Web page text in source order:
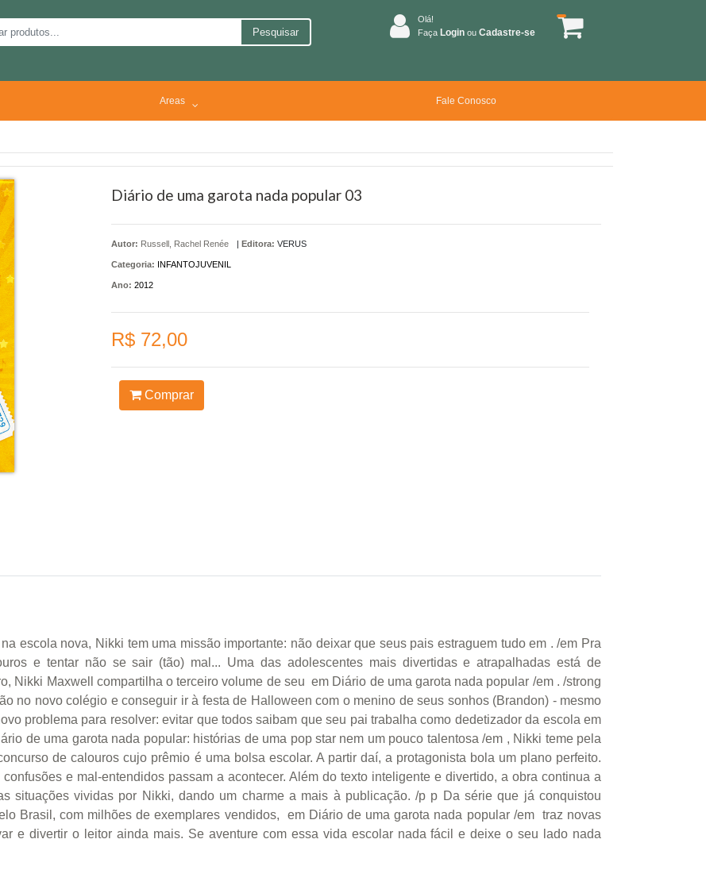
Pesquisar
Olá!
Faça Login ou Cadastre-se
Areas Fale Conosco
Diário de uma garota nada popular 03
Autor: Russell, Rachel Renée | Editora: VERUS
Categoria: INFANTOJUVENIL
Ano: 2012
R$ 72,00
Comprar
escola nova, Nikki tem uma missão importante: não deixar que seus pais estraguem tudo em . /em Pra
e tentar não se sair (tão) mal... Uma das adolescentes mais divertidas e atrapalhadas está de
Nikki Maxwell compartilha o terceiro volume de seu em Diário de uma garota nada popular /em . /strong
no novo colégio e conseguir ir à festa de Halloween com o menino de seus sonhos (Brandon) - mesmo
problema para resolver: evitar que todos saibam que seu pai trabalha como dedetizador da escola em
de uma garota nada popular: histórias de uma pop star nem um pouco talentosa /em , Nikki teme pela
de calouros cujo prêmio é uma bolsa escolar. A partir daí, a protagonista bola um plano perfeito.
e mal-entendidos passam a acontecer. Além do texto inteligente e divertido, a obra continua a
situações vividas por Nikki, dando um charme a mais à publicação. /p p Da série que já conquistou
Brasil, com milhões de exemplares vendidos, em Diário de uma garota nada popular /em traz novas
e divertir o leitor ainda mais. Se aventure com essa vida escolar nada fácil e deixe o seu lado nada